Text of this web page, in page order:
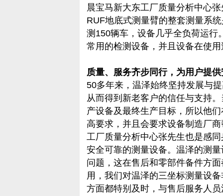
晨宝马新大东工厂质量分析中心
RUF地底式测量臂的整套测量系
测150辆车，设备几乎全负荷运行
常用的检测设备，并且设备在使
质量、服务齐步同行，为用户提
50多年来，温泽始终坚持发展与
从而得到新老客户的信任与支持
产设备及最终生产目标，所以他
高要求，并且会要求设备制造厂
工厂质量分析中心张先生也是感
安全可靠的测量设备。温泽的测
问题，这在售后和零部件备件方
用，我们对温泽的三坐标测量设
方面都特别及时，与售后服务人